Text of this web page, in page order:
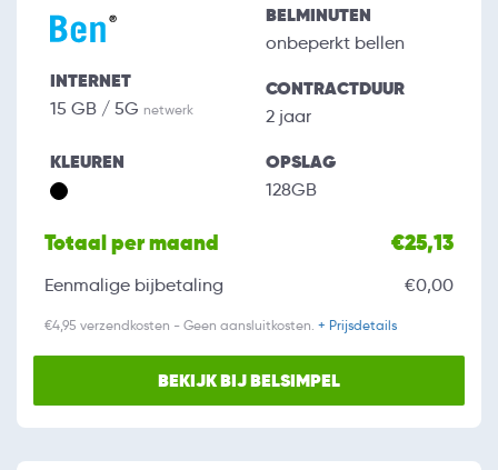
INTERNET
15 GB / 5G netwerk
BELMINUTEN
onbeperkt bellen
CONTRACTDUUR
2 jaar
KLEUREN OPSLAG
128GB
Totaal per maand €25,13
Eenmalige bijbetaling €0,00
€4,95 verzendkosten - Geen aansluitkosten. + Prijsdetails
BEKIJK BIJ BELSIMPEL